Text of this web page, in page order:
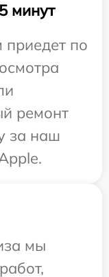
минут
по
ремонт
за наш
мы